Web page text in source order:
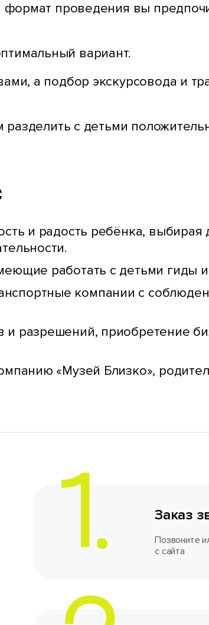
проведения вы
вариант.
а подбор экскурсовода и
с детьми
и радость ребёнка, выбирая
работать с детьми гиды
компании с
разрешений, приобретение
«Музей Близко»,
Заказ
Позвоните
с сайта